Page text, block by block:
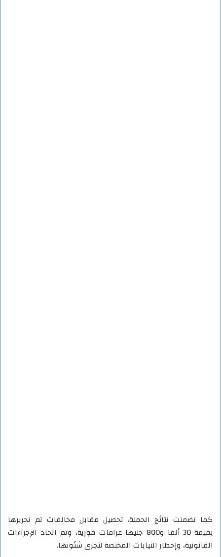
كما تضمنت نتائج الحملة، تحصيل مقابل مخالفات تم تحريرها
بقيمة 30 ألفا و800 جنيها غرامات فورية، وتم اتخاذ الإجراءات
القانونية، وإخطار النيابات المختصة لتجرى شئونها.